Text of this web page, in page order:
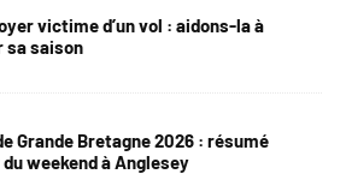
victime d’un vol : aidons-la à
sa saison
Grande Bretagne 2026 : résumé
weekend à Anglesey